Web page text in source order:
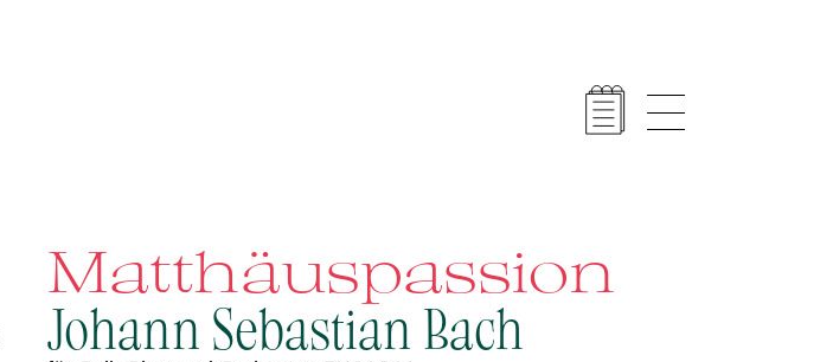
Matthäuspassion
Johann Sebastian Bach